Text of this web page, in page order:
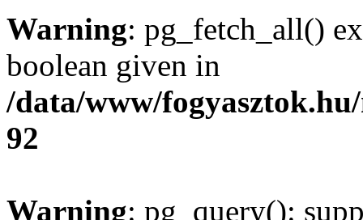
Warning: pg_fetch_all()
boolean given in
/data/www/
92
Warning: pg_query():